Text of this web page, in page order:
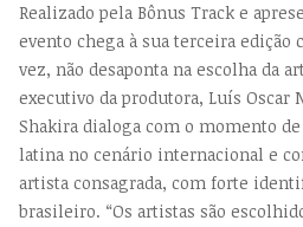
Realizado pela Bônus Track e
evento chega à sua terceira edição
vez, não desaponta na escolha da
executivo da produtora, Luís Oscar
Shakira dialoga com o momento
latina no cenário internacional e
artista consagrada, com forte
brasileiro. “Os artistas são